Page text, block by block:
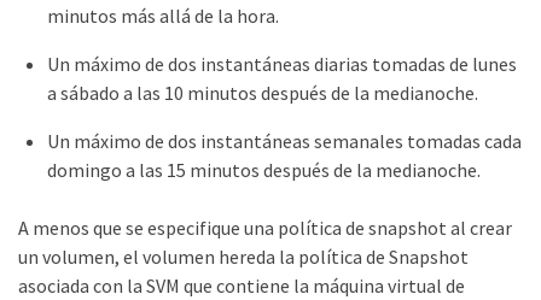
minutos más allá de la hora.
Un máximo de dos instantáneas diarias tomadas de lunes
a sábado a las 10 minutos después de la medianoche.
Un máximo de dos instantáneas semanales tomadas cada
domingo a las 15 minutos después de la medianoche.
A menos que se especifique una política de snapshot al crear
un volumen, el volumen hereda la política de Snapshot
asociada con la SVM que contiene la máquina virtual de